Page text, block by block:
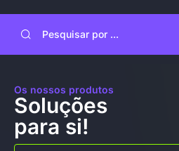
Os nossos produtos
Soluções
para si!